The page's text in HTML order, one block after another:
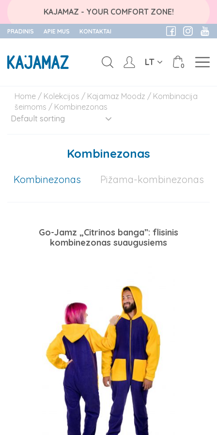
KAJAMAZ - YOUR COMFORT ZONE!
content
PRADINIS APIE MUS KONTAKTAI
0
LT
Home / Kolekcijos / Kajamaz Moodz / Kombinacija
šeimoms / Kombinezonas
Kombinezonas
Kombinezonas Pižama-kombinezonas
Go-Jamz „Citrinos banga”: flisinis
kombinezonas suaugusiems